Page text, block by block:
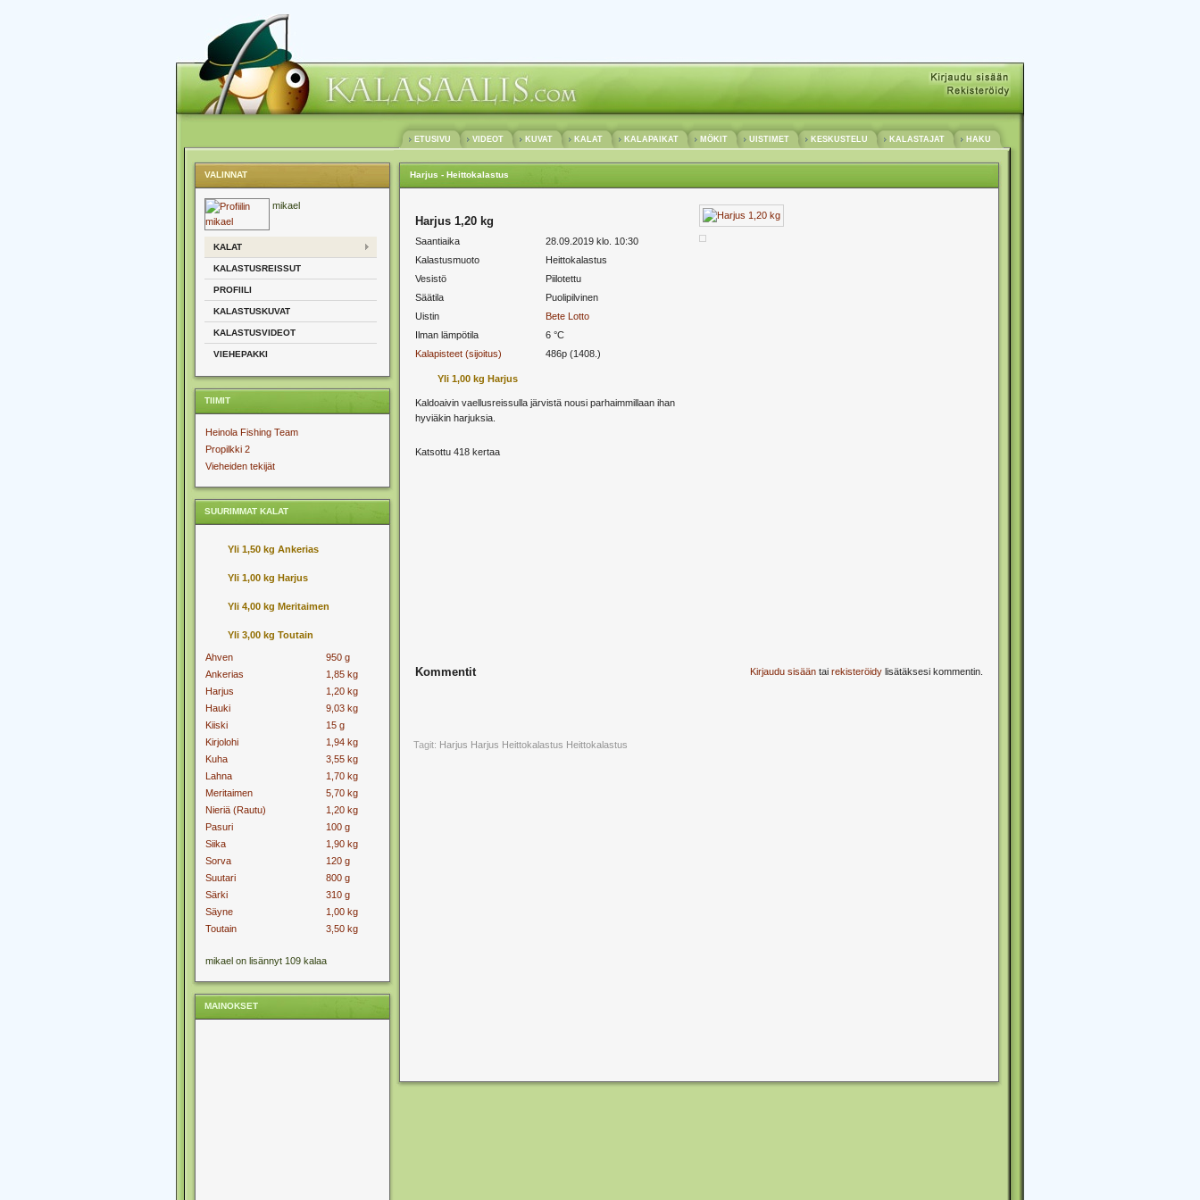
ETUSIVU VIDEOT KUVAT KALAT KALAPAIKAT MÖKIT UISTIMET KESKUSTELU KALASTAJAT HAKU
VALINNAT
mikael
KALAT
KALASTUSREISSUT
PROFIILI
KALASTUSKUVAT
KALASTUSVIDEOT
VIEHEPAKKI
TIIMIT
Heinola Fishing Team
Propilkki 2
Vieheiden tekijät
SUURIMMAT KALAT
Yli 1,50 kg Ankerias
Yli 1,00 kg Harjus
Yli 4,00 kg Meritaimen
Yli 3,00 kg Toutain
Ahven
950 g
Ankerias
1,85 kg
Harjus
1,20 kg
Hauki
9,03 kg
Kiiski
15 g
Kirjolohi
1,94 kg
Kuha
3,55 kg
Lahna
1,70 kg
Meritaimen
5,70 kg
Nieriä (Rautu)
1,20 kg
Pasuri
100 g
Siika
1,90 kg
Sorva
120 g
Suutari
800 g
Särki
310 g
Säyne
1,00 kg
Toutain
3,50 kg
mikael on lisännyt 109 kalaa
MAINOKSET
Harjus - Heittokalastus
Harjus 1,20 kg
Saantiaika
28.09.2019 klo. 10:30
Kalastusmuoto
Heittokalastus
Vesistö
Piilotettu
Säätila
Puolipilvinen
Uistin
Bete Lotto
Ilman lämpötila
6 °C
Kalapisteet (sijoitus)
486p (1408.)
Yli 1,00 kg Harjus
Kaldoaivin vaellusreissulla järvistä nousi parhaimmillaan ihan
hyviäkin harjuksia.
Katsottu 418 kertaa
Kommentit Kirjaudu sisään tai rekisteröidy lisätäksesi kommentin.
Tagit: Harjus Harjus Heittokalastus Heittokalastus